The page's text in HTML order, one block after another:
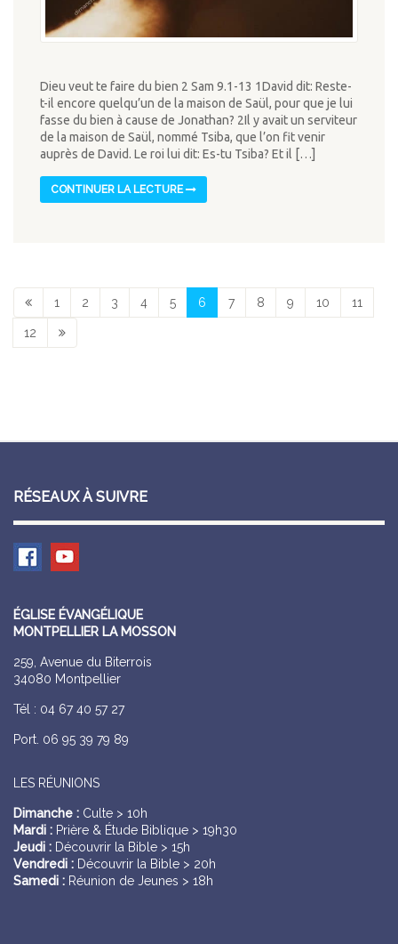
Dieu veut te faire du bien 2 Sam 9.1-13 1David dit: Reste-
t-il encore quelqu’un de la maison de Saül, pour que je lui
fasse du bien à cause de Jonathan? 2Il y avait un serviteur
de la maison de Saül, nommé Tsiba, que l’on fit venir
auprès de David. Le roi lui dit: Es-tu Tsiba? Et il […]
CONTINUER LA LECTURE
1 2 3 4 5 6 7 8 9 10 11
12
RÉSEAUX À SUIVRE
ÉGLISE ÉVANGÉLIQUE
MONTPELLIER LA MOSSON
259, Avenue du Biterrois
34080 Montpellier
Tél : 04 67 40 57 27
Port. 06 95 39 79 89
LES RÉUNIONS
Dimanche : Culte > 10h
Mardi : Prière & Étude Biblique > 19h30
Jeudi : Découvrir la Bible > 15h
Vendredi : Découvrir la Bible > 20h
Samedi : Réunion de Jeunes > 18h